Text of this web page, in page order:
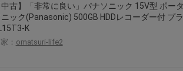
中古】「非常に良い」パナソニック 15V型 ポー
ニック(Panasonic) 500GB HDDレコーダー付 プ
K
： omatsuri-life2